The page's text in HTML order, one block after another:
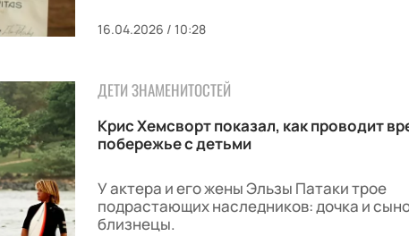
16.04.2026 / 10:28
ДЕТИ ЗНАМЕНИТОСТЕЙ
Крис Хемсворт показал, как проводит
побережье с детьми
У актера и его жены Эльзы Патаки трое
подрастающих наследников: дочка и
близнецы.